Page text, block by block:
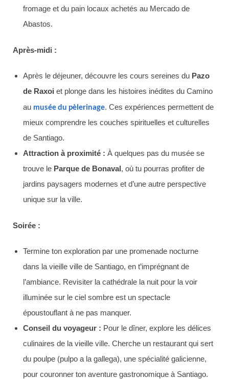
fromage et du pain locaux achetés au Mercado de
Abastos.
Après-midi :
Après le déjeuner, découvre les cours sereines du Pazo
de Raxoi et plonge dans les histoires inédites du Camino
au musée du pèlerinage. Ces expériences permettent de
mieux comprendre les couches spirituelles et culturelles
de Santiago.
Attraction à proximité : À quelques pas du musée se
trouve le Parque de Bonaval, où tu pourras profiter de
jardins paysagers modernes et d’une autre perspective
unique sur la ville.
Soirée :
Termine ton exploration par une promenade nocturne
dans la vieille ville de Santiago, en t’imprégnant de
l’ambiance. Revisiter la cathédrale la nuit pour la voir
illuminée sur le ciel sombre est un spectacle
époustouflant à ne pas manquer.
Conseil du voyageur : Pour le dîner, explore les délices
culinaires de la vieille ville. Cherche un restaurant qui sert
du poulpe (pulpo a la gallega), une spécialité galicienne,
pour couronner ton aventure gastronomique à Santiago.